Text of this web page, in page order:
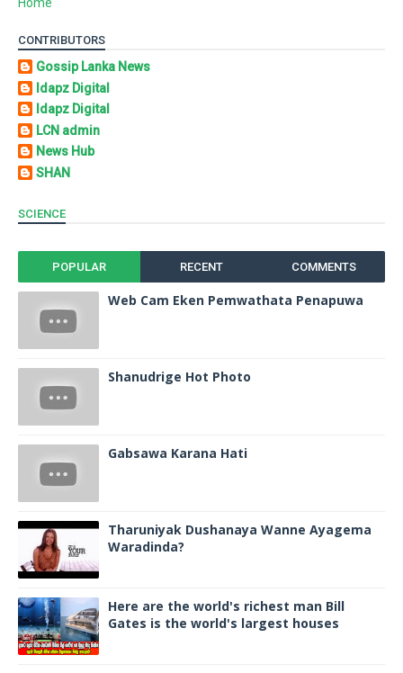
CONTRIBUTORS
Gossip Lanka News
Idapz Digital
Idapz Digital
LCN admin
News Hub
SHAN
SCIENCE
POPULAR RECENT COMMENTS
Web Cam Eken Pemwathata Penapuwa
Shanudrige Hot Photo
Gabsawa Karana Hati
Tharuniyak Dushanaya Wanne Ayagema
Waradinda?
Here are the world's richest man Bill
Gates is the world's largest houses